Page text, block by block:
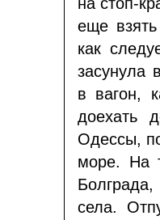
еще
как
засунула
в вагон,
доехать
Одессы,
море. На
села.